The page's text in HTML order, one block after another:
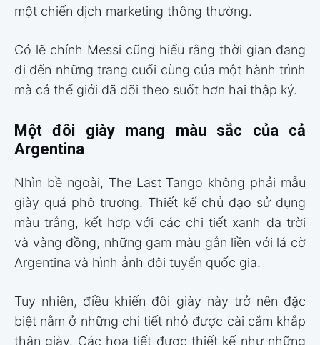
một chiến dịch marketing thông thường.
Có lẽ chính Messi cũng hiểu rằng thời gian đang
đi đến những trang cuối cùng của một hành trình
mà cả thế giới đã dõi theo suốt hơn hai thập kỷ.
Một đôi giày mang màu sắc của cả
Argentina
Nhìn bề ngoài, The Last Tango không phải mẫu
giày quá phô trương. Thiết kế chủ đạo sử dụng
màu trắng, kết hợp với các chi tiết xanh da trời
và vàng đồng, những gam màu gắn liền với lá cờ
Argentina và hình ảnh đội tuyển quốc gia.
Tuy nhiên, điều khiến đôi giày này trở nên đặc
biệt nằm ở những chi tiết nhỏ được cài cắm khắp
thân giày. Các họa tiết được thiết kế như những